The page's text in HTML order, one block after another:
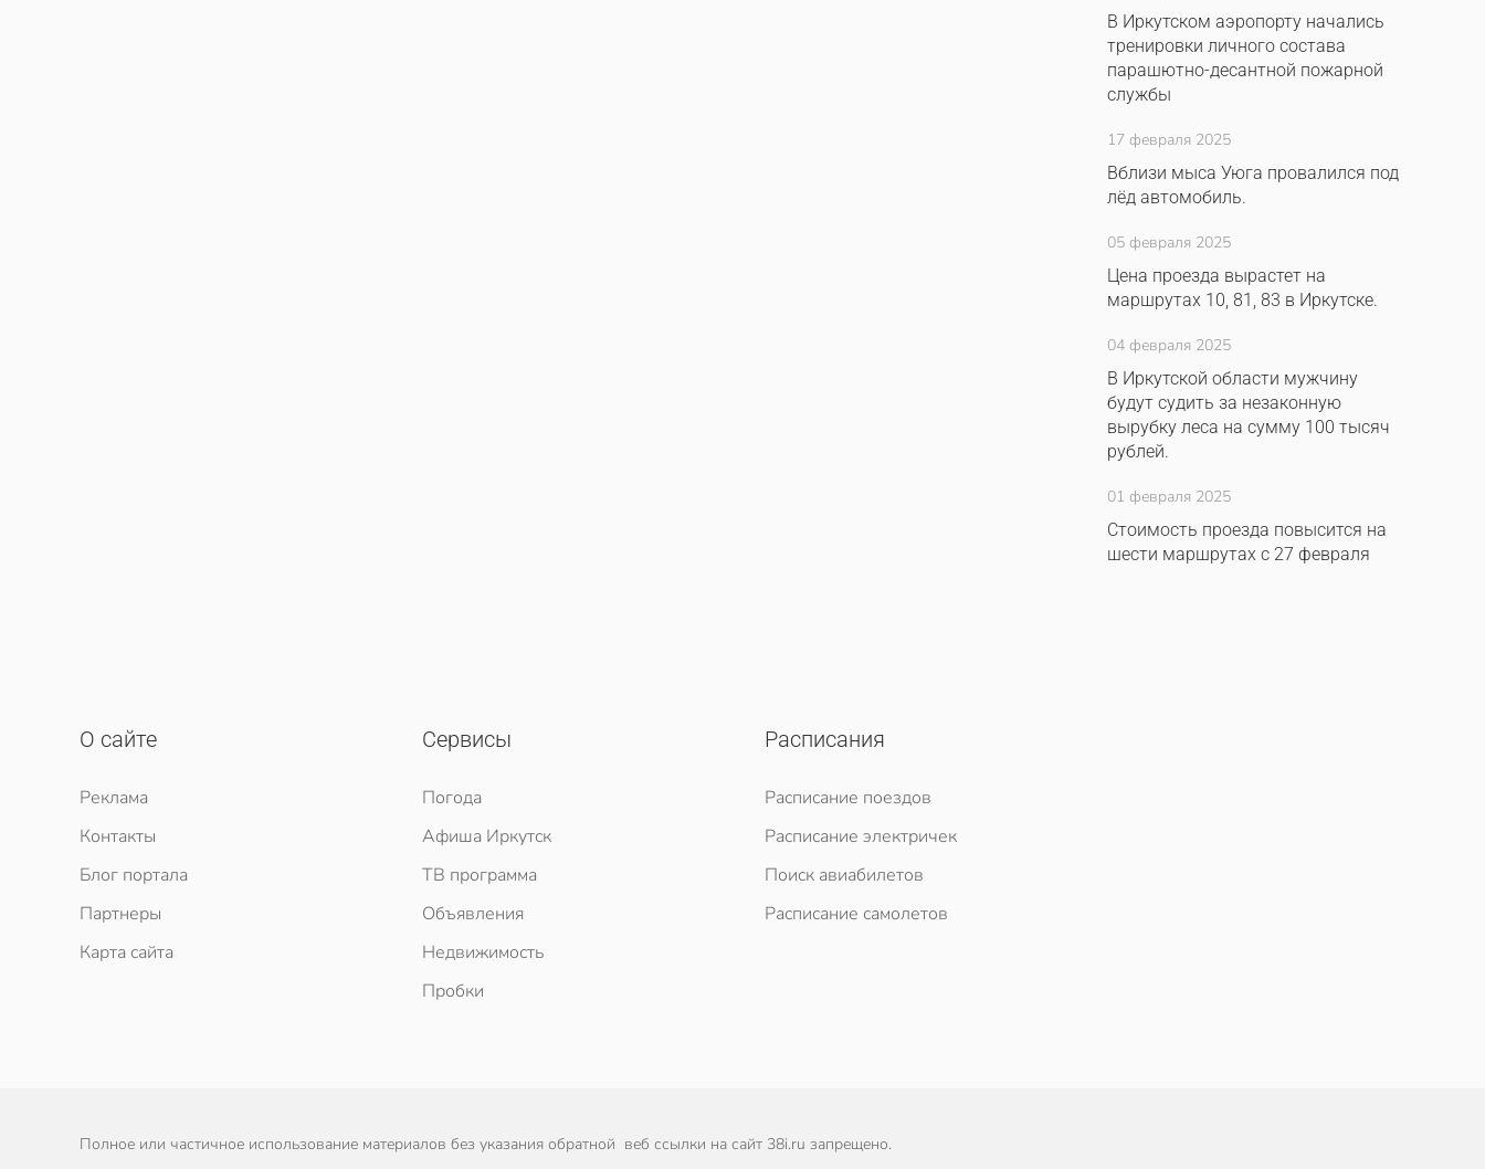
В Иркутском аэропорту начались
тренировки личного состава
парашютно-десантной пожарной
службы
17 февраля 2025
Вблизи мыса Уюга провалился под
лёд автомобиль.
05 февраля 2025
Цена проезда вырастет на
маршрутах 10, 81, 83 в Иркутске.
04 февраля 2025
В Иркутской области мужчину
будут судить за незаконную
вырубку леса на сумму 100 тысяч
рублей.
01 февраля 2025
Стоимость проезда повысится на
шести маршрутах с 27 февраля
О сайте
Реклама
Контакты
Блог портала
Партнеры
Карта сайта
Сервисы
Погода
Афиша Иркутск
ТВ программа
Объявления
Недвижимость
Пробки
Расписания
Расписание поездов
Расписание электричек
Поиск авиабилетов
Расписание самолетов
Полное или частичное использование материалов без указания обратной веб ссылки на сайт 38i.ru запрещено.